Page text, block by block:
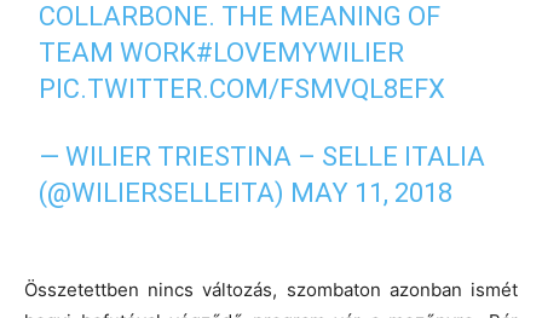
COLLARBONE. THE MEANING OF
TEAM WORK#LOVEMYWILIER
PIC.TWITTER.COM/FSMVQL8EFX
— WILIER TRIESTINA – SELLE ITALIA
(@WILIERSELLEITA) MAY 11, 2018
Összetettben nincs változás, szombaton azonban ismét